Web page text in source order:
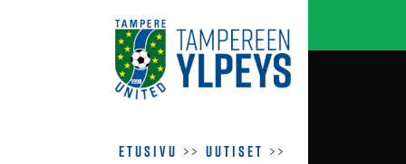
Etusivu >>Uutiset >>